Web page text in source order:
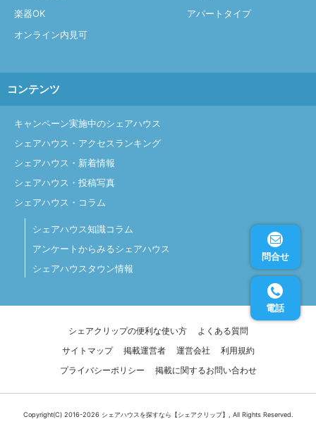
楽器OK
アパートタイプ
オンライン内見可
コンテンツ
キャンペーン実施中のシェアハウス
シェアハウス・アクセスランキング
シェアハウス・新着情報
シェアハウス・投稿写真
シェアハウス・コラム
シェアハウス知識コラム
アンケートからみるシェアハウス
シェアハウスタウン情報
シェアクリップの便利な使い方
よくある質問
サイトマップ
掲載運営者 運営会社
利用規約
プライバシーポリシー
掲載に関するお問い合わせ
Copyright(C) 2016-2026 シェアハウスを探すなら【シェアクリップ】 , All Rights Reserved.
問合せ
電話